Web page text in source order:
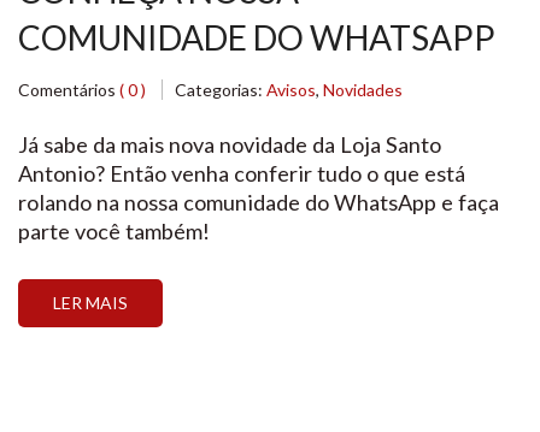
COMUNIDADE DO WHATSAPP
Comentários ( 0 ) Categorias: Avisos, Novidades
Já sabe da mais nova novidade da Loja Santo
Antonio? Então venha conferir tudo o que está
rolando na nossa comunidade do WhatsApp e faça
parte você também!
LER MAIS